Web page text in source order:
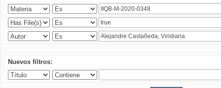
Nuevos filtros: